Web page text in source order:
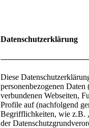
Datenschutzerklärung
Diese
personenbezogenen
verbundenen Webseiten,
Profile auf (nachfolgend
Begrifflichkeiten, wie z.B.
der